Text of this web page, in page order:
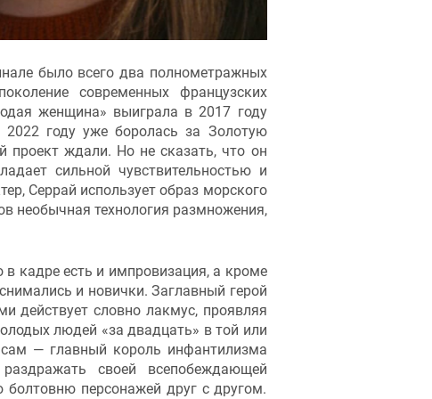
было всего два полнометражных
современных французских
женщина» выиграла в 2017 году
году уже боролась за Золотую
проект ждали. Но не сказать, что он
сильной чувствительностью и
Серрай использует образ морского
необычная технология размножения,
кадре есть и импровизация, а кроме
снимались и новички. Заглавный герой
действует словно лакмус, проявляя
людей «за двадцать» в той или
— главный король инфантилизма
своей всепобеждающей
болтовню персонажей друг с другом.